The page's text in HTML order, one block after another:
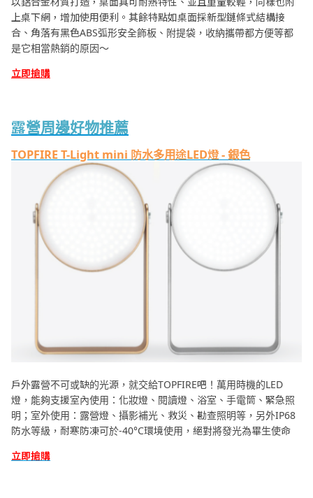
上桌下網，增加使用便利。其餘特點如桌面採新型鏈條式結構接
合、角落有黑色ABS弧形安全飾板、附提袋，收納攜帶都方便等都
是它相當熱銷的原因～
立即搶購
露營周邊好物推薦
TOPFIRE T-Light mini 防水多用途LED燈 - 銀色
戶外露營不可或缺的光源，就交給TOPFIRE吧！萬用時機的LED
燈，能夠支援室內使用：化妝燈、閱讀燈、浴室、手電筒、緊急照
明；室外使用：露營燈、攝影補光、救災、勘查照明等，另外IP68
防水等級，耐寒防凍可於-40°C環境使用，絕對將發光為畢生使命
立即搶購